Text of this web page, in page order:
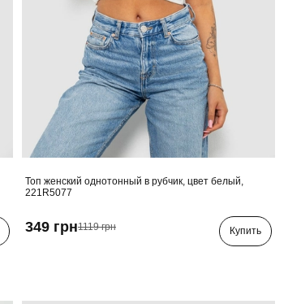
Топ женский однотонный в рубчик, цвет белый,
221R5077
349 грн1119 грн Купить